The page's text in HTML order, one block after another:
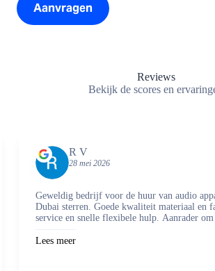
Aanvragen
Reviews
Bekijk de scores en
R V
28 mei 2026
Geweldig bedrijf voor de huur van audio
Dubai sterren. Goede kwaliteit materiaal en
service en snelle flexibele hulp. Aanrader om
Lees meer